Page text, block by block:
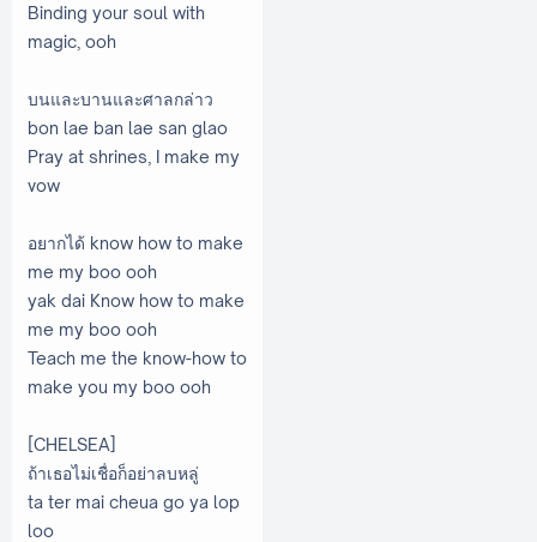
Binding your soul with
magic, ooh
บนและบานและศาลกล่าว
bon lae ban lae san glao
Pray at shrines, I make my
vow
อยากได้ know how to make
me my boo ooh
yak dai Know how to make
me my boo ooh
Teach me the know-how to
make you my boo ooh
[CHELSEA]
ถ้าเธอไม่เชื่อก็อย่าลบหลู่
ta ter mai cheua go ya lop
loo